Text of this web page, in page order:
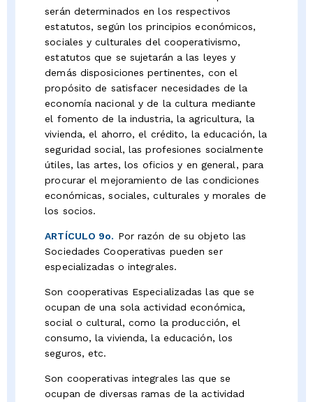
serán determinados en los respectivos
estatutos, según los principios económicos,
sociales y culturales del cooperativismo,
estatutos que se sujetarán a las leyes y
demás disposiciones pertinentes, con el
propósito de satisfacer necesidades de la
economía nacional y de la cultura mediante
el fomento de la industria, la agricultura, la
vivienda, el ahorro, el crédito, la educación, la
seguridad social, las profesiones socialmente
útiles, las artes, los oficios y en general, para
procurar el mejoramiento de las condiciones
económicas, sociales, culturales y morales de
los socios.
ARTÍCULO 9o. Por razón de su objeto las
Sociedades Cooperativas pueden ser
especializadas o integrales.
Son cooperativas Especializadas las que se
ocupan de una sola actividad económica,
social o cultural, como la producción, el
consumo, la vivienda, la educación, los
seguros, etc.
Son cooperativas integrales las que se
ocupan de diversas ramas de la actividad